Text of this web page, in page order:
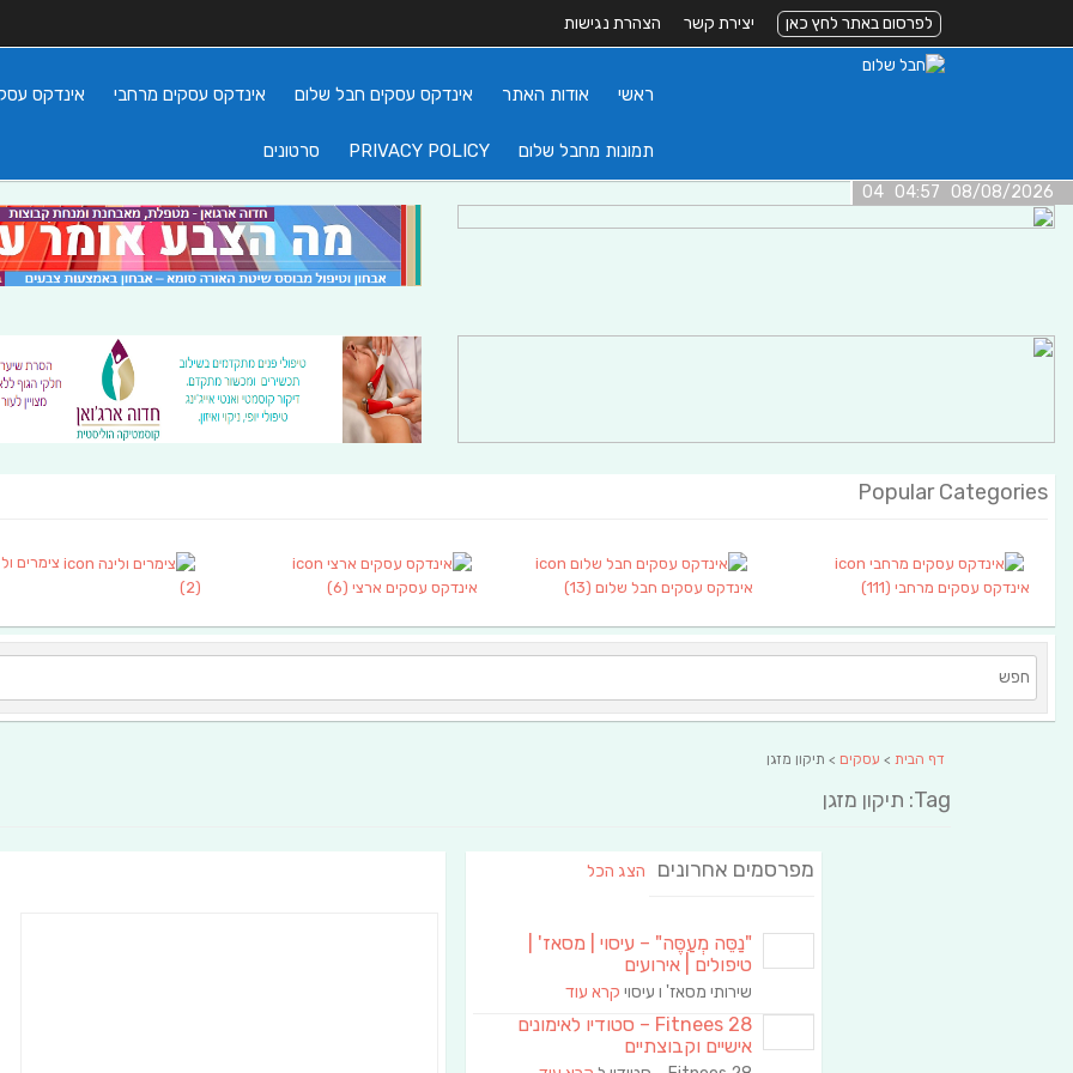
לפרסום באתר לחץ כאן יצירת קשר הצהרת נגישות
ראשי אודות האתר אינדקס עסקים חבל שלום אינדקס עסקים מרחבי אינדקס
תמונות מחבל שלום PRIVACY POLICY סרטונים
08/08/2026 04:57 04
Popular Categories
אינדקס עסקים מרחבי (111) אינדקס עסקים חבל שלום (13) אינדקס עסקים ארצי (6)
צימרים
(2)
דף הבית > עסקים > תיקון מזגן
Tag: תיקון מזגן
מפרסמים אחרונים הצג הכל
"נַסֵּה מְעַסֶּה" – עיסוי | מסאז' |
טיפולים | אירועים
שירותי מסאז' ו עיסוי קרא עוד
Fitnees 28 – סטודיו לאימונים
אישיים וקבוצתיים